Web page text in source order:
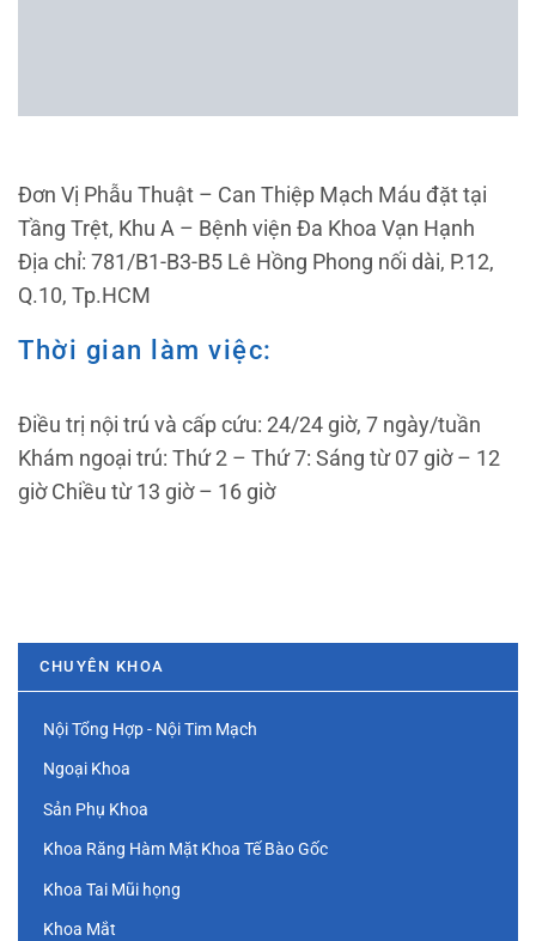
Đơn Vị Phẫu Thuật – Can Thiệp Mạch Máu đặt tại
Tầng Trệt, Khu A – Bệnh viện Đa Khoa Vạn Hạnh
Địa chỉ: 781/B1-B3-B5 Lê Hồng Phong nối dài, P.12,
Q.10, Tp.HCM
Thời gian làm việc:
Điều trị nội trú và cấp cứu: 24/24 giờ, 7 ngày/tuần
Khám ngoại trú: Thứ 2 – Thứ 7: Sáng từ 07 giờ – 12
giờ Chiều từ 13 giờ – 16 giờ
CHUYÊN KHOA
Nội Tổng Hợp - Nội Tim Mạch
Ngoại Khoa
Sản Phụ Khoa
Khoa Răng Hàm Mặt Khoa Tế Bào Gốc
Khoa Tai Mũi họng
Khoa Mắt